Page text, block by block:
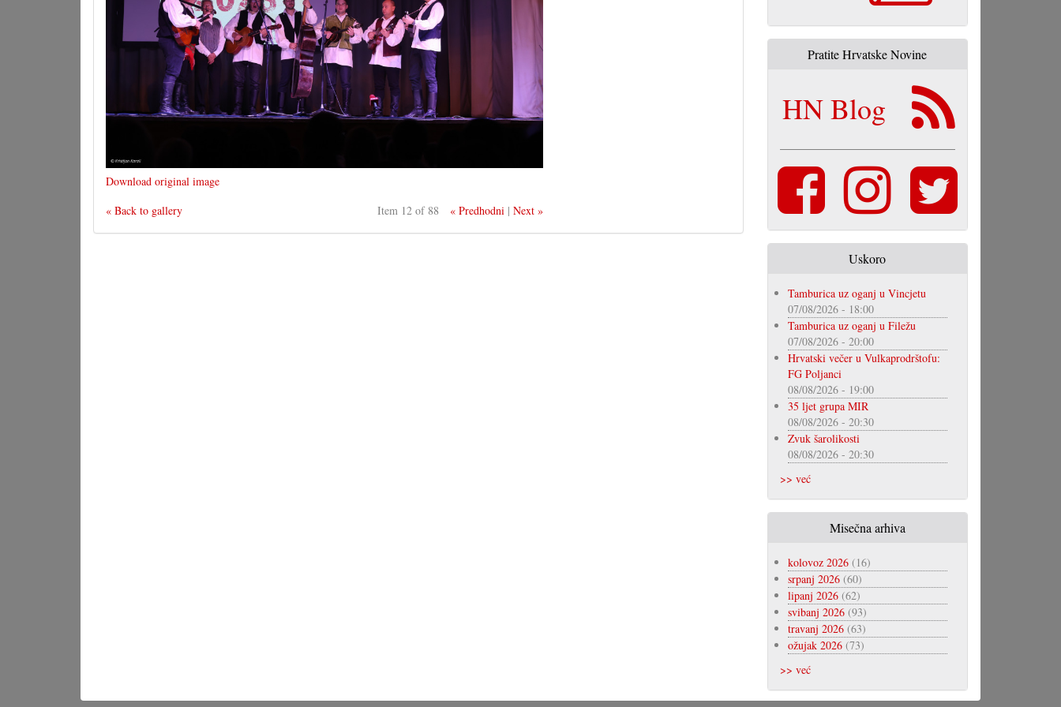
Download original image
« Back to gallery
Item 12 of 88 « Predhodni |Next »
Pratite Hrvatske Novine
HN Blog
Uskoro
Tamburica uz oganj u Vincjetu
07/08/2026 - 18:00
Tamburica uz oganj u Filežu
07/08/2026 - 20:00
Hrvatski večer u Vulkaprodrštofu:
FG Poljanci
08/08/2026 - 19:00
35 ljet grupa MIR
08/08/2026 - 20:30
Zvuk šarolikosti
08/08/2026 - 20:30
>> već
Misečna arhiva
kolovoz 2026(16)
srpanj 2026(60)
lipanj 2026(62)
svibanj 2026(93)
travanj 2026(63)
ožujak 2026(73)
>> već